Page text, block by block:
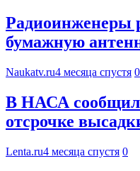
Радиоинженеры
бумажную
Naukatv.ru4 месяца спустя 0
В НАСА
отсрочке
Lenta.ru4 месяца спустя 0